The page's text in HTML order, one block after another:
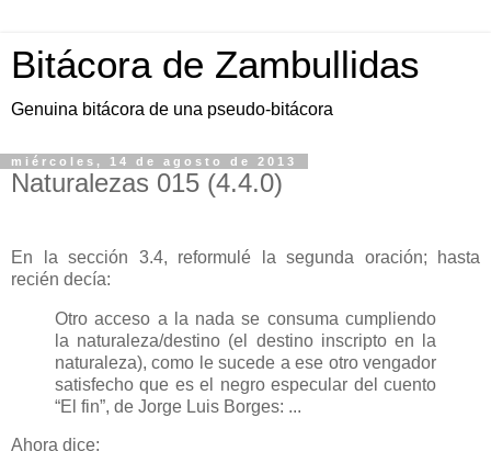
Bitácora de Zambullidas
Genuina bitácora de una pseudo-bitácora
miércoles, 14 de agosto de 2013
Naturalezas 015 (4.4.0)
En la sección 3.4, reformulé la segunda oración; hasta
recién decía:
Otro acceso a la nada se consuma cumpliendo
la naturaleza/destino (el destino inscripto en la
naturaleza), como le sucede a ese otro vengador
satisfecho que es el negro especular del cuento
“El fin”, de Jorge Luis Borges: ...
Ahora dice: